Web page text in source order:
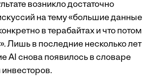
возникло достаточно
на тему «большие данные
в терабайтах и что потом
Лишь в последние несколько лет
AI снова появилось в словаре